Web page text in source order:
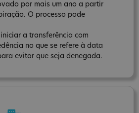
por mais um ano a partir
O processo pode
a transferência com
no que se refere à data
evitar que seja denegada.